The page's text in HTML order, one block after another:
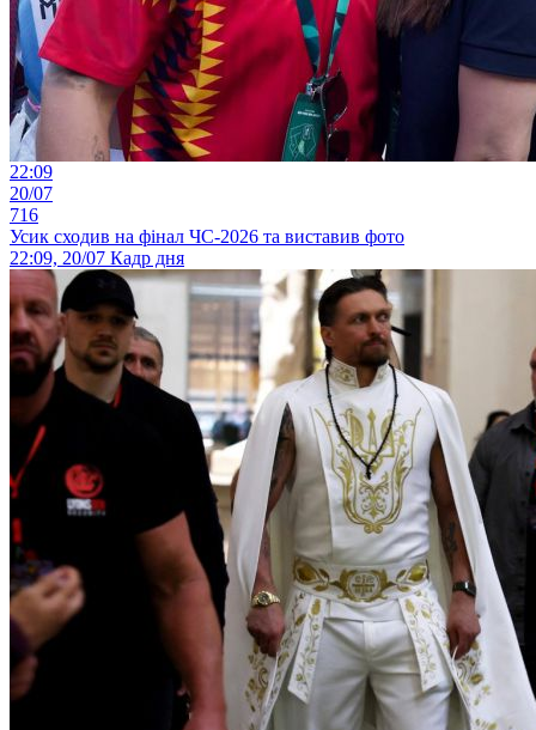
22:09
20/07
716
Усик сходив на фінал ЧС-2026 та виставив фото
22:09, 20/07 Кадр дня